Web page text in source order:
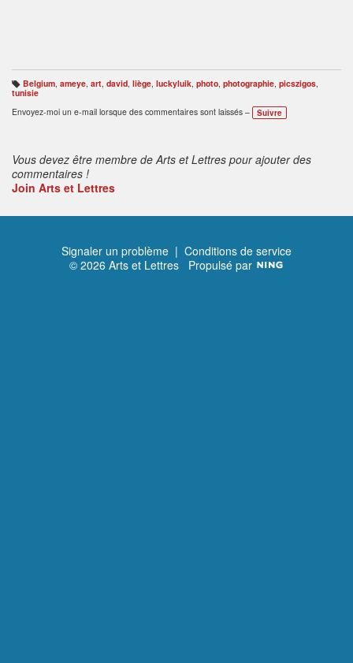
B
ali
s
e
Belgium, ameye, art, david, liège, luckyluik, photo, photographie, picszigos,
tunisie
Envoyez-moi un e-mail lorsque des commentaires sont laissés –
Suivre
Vous devez être membre de Arts et Lettres pour ajouter des
commentaires !
Join Arts et Lettres
Signaler un problème | Conditions de service
© 2026 Arts et Lettres Propulsé par